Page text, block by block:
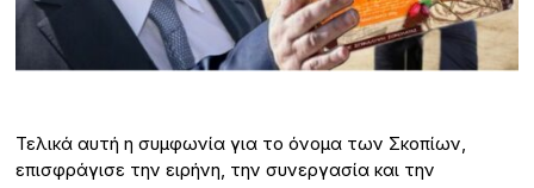
Τελικά αυτή η συμφωνία για το όνομα των Σκοπίων,
επισφράγισε την ειρήνη, την συνεργασία και την